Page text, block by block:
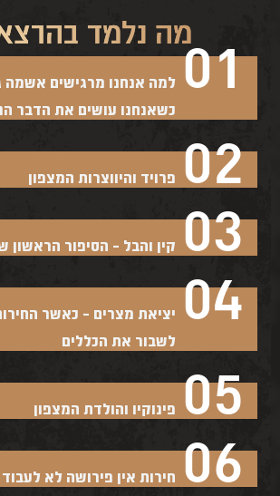
מה נלמד01 למה אנחנו מרגישים אשמה
כשאנחנו עושים את הדבר
בדרך שמקדמת אותם. נבחן כיצד המצפון מתפתח וכיצד הוא עלול להיות
02 פרויד והיווצרות המצפון
כיצד הקול הזה נוצר דרך החברה והמשפחה וכיצד הוא יכול גם להגביל
03 קין והבל - הסיפור הראשון
הסיפור על היחסים בין קנאה, בחירה חופשית ואחריות אישית.
04 יציאת מצרים - כאשר
לשבור את הכללים
המקובלת. נבחן את הרעיון שאלוהים לעיתים קורא לאדם לא רק לציית -
05 פינוקיו והולדת המצפון
נבחן מדוע הסיפור הפשוט לכאורה משקף תהליך פסיכולוגי עמוק של
06 חירות אין פירושה לא לעבוד